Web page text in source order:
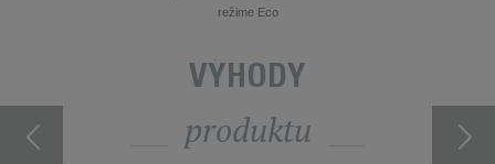
režime Eco
VÝHODY
produktu